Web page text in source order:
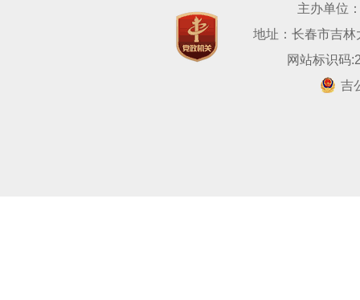
主办单位
地址：长春市吉
网站标识码
吉